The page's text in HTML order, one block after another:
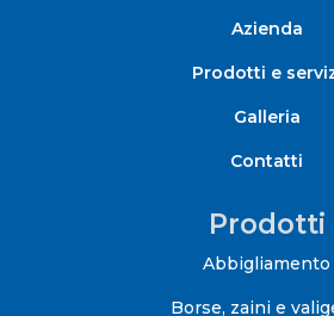
Azienda
Prodotti e
Galleria
Contatti
Prodotti
Abbigliamento
Borse, zaini e